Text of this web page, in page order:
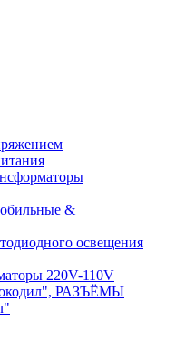
&
освещения
220V-110V
РАЗЪЁМЫ